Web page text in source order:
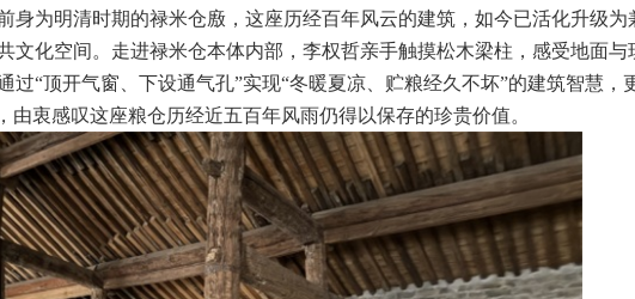
身为明清时期的禄米仓廒，这座历经百年风云的建筑，如今已活化升级为
文化空间。走进禄米仓本体内部，李权哲亲手触摸松木梁柱，感受地面与
过“顶开气窗、下设通气孔”实现“冬暖夏凉、贮粮经久不坏”的建筑智慧，
由衷感叹这座粮仓历经近五百年风雨仍得以保存的珍贵价值。